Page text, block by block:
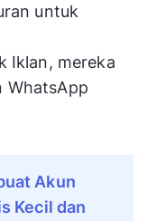
untuk
Iklan, mereka
WhatsApp
Akun
Kecil dan